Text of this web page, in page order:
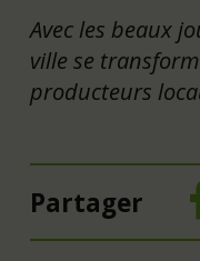
Avec les beaux
ville se
producteurs
Partager